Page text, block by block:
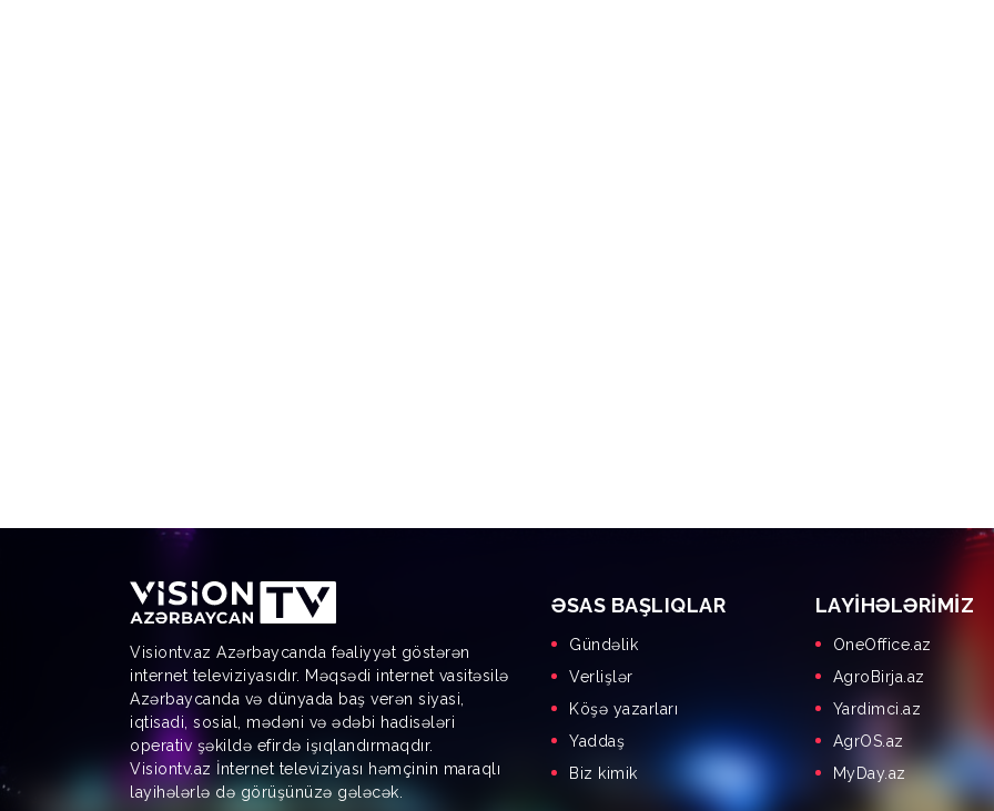
Visiontv.az Azərbaycanda fəaliyyət göstərən
internet televiziyasıdır. Məqsədi internet vasitəsilə
Azərbaycanda və dünyada baş verən siyasi,
iqtisadi, sosial, mədəni və ədəbi hadisələri
operativ şəkildə efirdə işıqlandırmaqdır.
Visiontv.az İnternet televiziyası həmçinin maraqlı
layihələrlə də görüşünüzə gələcək.
ƏSAS BAŞLIQLAR
Gündəlik
Verlişlər
Köşə yazarları
Yaddaş
Biz kimik
LAYIHƏLƏRIMIZ
OneOffice.az
AgroBirja.az
Yardimci.az
AgrOS.az
MyDay.az